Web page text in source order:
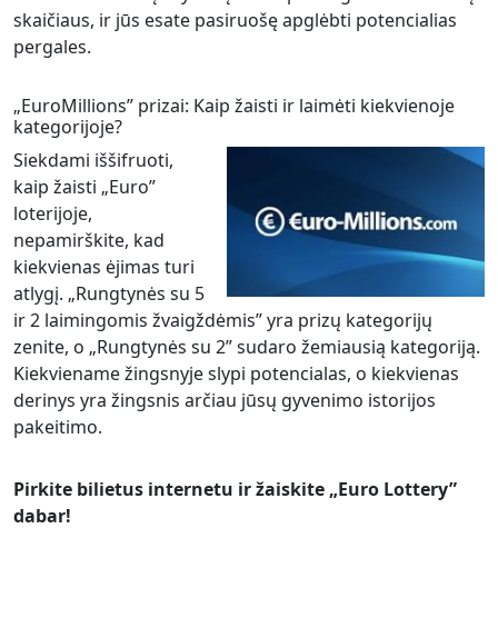
skaičiaus, ir jūs esate pasiruošę apglėbti potencialias
pergales.
„EuroMillions” prizai: Kaip žaisti ir laimėti kiekvienoje
kategorijoje?
Siekdami iššifruoti,
kaip žaisti „Euro”
loterijoje,
nepamirškite, kad
kiekvienas ėjimas turi
atlygį. „Rungtynės su 5
ir 2 laimingomis žvaigždėmis” yra prizų kategorijų
zenite, o „Rungtynės su 2” sudaro žemiausią kategoriją.
Kiekviename žingsnyje slypi potencialas, o kiekvienas
derinys yra žingsnis arčiau jūsų gyvenimo istorijos
pakeitimo.
Pirkite bilietus internetu ir žaiskite „Euro Lottery”
dabar!